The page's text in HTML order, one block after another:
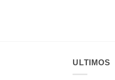
ULTIMOS